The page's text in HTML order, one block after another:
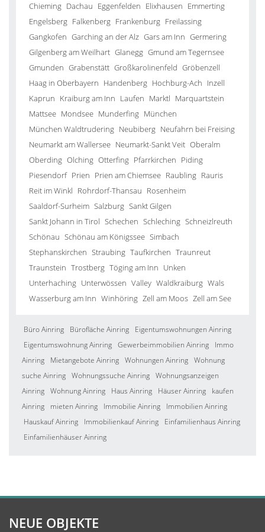
Chieming Dachau Eggenfelden Elixhausen Emmerting
Engelsberg Falkenberg Frankenburg Freilassing
Gangkofen Garching an der Alz Gars am Inn Germering
Gilgenberg am Weilhart Glanegg Gmund am Tegernsee
Gmunden Grabenstätt Großkarolinenfeld Gröbenzell
Haag in Oberbayern Handenberg Hochburg-Ach Inzell
Kaprun Kraiburg am Inn Laufen Marktl Marquartstein
Mattsee Mondsee Munderfing München
München Waldtrudering Neubiberg Neufahrn bei Freising
Neumarkt am Wallersee Neumarkt-Sankt Veit Oberalm
Oberding Olching Otterfing Pfarrkirchen Piding
Piesendorf Prien Prien am Chiemsee Raubling Rauris
Reit im Winkl Rohrdorf-Thansau Rosenheim
Saaldorf-Surheim Salzburg Sankt Gilgen
Sankt Johann in Tirol Schechen Schleching Schneizlreuth
Schönau Schönau am Königssee Simbach
Stephanskirchen Straubing Taufkirchen Traunreut
Traunstein Trostberg Töging am Inn Unken
Unterhaching Unterwössen Valley Waldkraiburg Wals
Wasserburg am Inn Winhöring Zell am Moos Zell am See
Büro Ainring Bürofläche Ainring
Eigentumswohnungen Ainring
Eigentumswohnung Ainring Gewerbeimmobilien Ainring
Immo
Ainring
Mietangebote Ainring Wohnungen Ainring Wohnung
suche Ainring Wohnungssuche Ainring Wohnungsanzeigen
Ainring Wohnung Ainring Haus Ainring Häuser Ainring
kaufen
Ainring
mieten Ainring Immobilie Ainring
Immobilien Ainring
Hauskauf Ainring
Immobilienkauf Ainring
Einfamilienhaus Ainring
Einfamilienhäuser Ainring
NEUE OBJEKTE